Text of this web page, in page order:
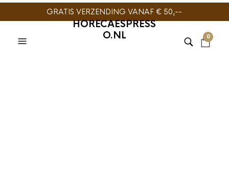
GRATIS VERZENDING VANAF € 50,--
HORECAESPRESS
O.NL
0